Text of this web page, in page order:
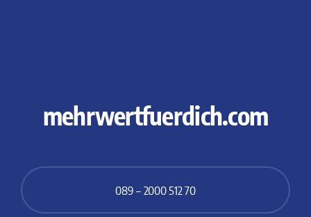
mehrwertfuerdich.com
089 – 2000 512 70